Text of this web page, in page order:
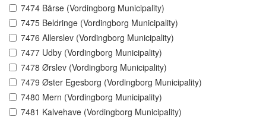
7474 Bårse (Vordingborg Municipality)
7475 Beldringe (Vordingborg Municipality)
7476 Allerslev (Vordingborg Municipality)
7477 Udby (Vordingborg Municipality)
7478 Ørslev (Vordingborg Municipality)
7479 Øster Egesborg (Vordingborg Municipality)
7480 Mern (Vordingborg Municipality)
7481 Kalvehave (Vordingborg Municipality)